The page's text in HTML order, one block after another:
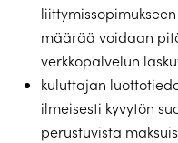
määrää voidaan
verkkopalvelun
kuluttajan
ilmeisesti kyvytön
perustuvista